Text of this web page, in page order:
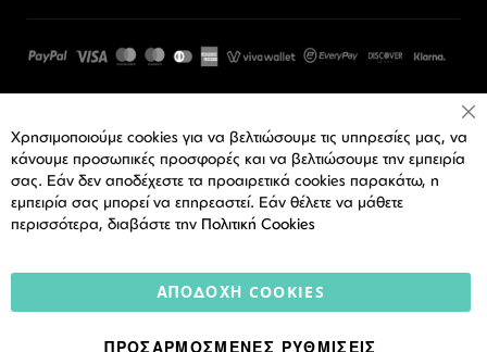
Χρησιμοποιούμε cookies για να βελτιώσουμε τις υπηρεσίες μας, να
κάνουμε προσωπικές προσφορές και να βελτιώσουμε την εμπειρία
σας. Εάν δεν αποδέχεστε τα προαιρετικά cookies παρακάτω, η
εμπειρία σας μπορεί να επηρεαστεί. Εάν θέλετε να μάθετε
περισσότερα, διαβάστε την Πολιτική Cookies
ΑΠΟΔΟΧΉ COOKIES
ΠΡΟΣΑΡΜΟΣΜΈΝΕΣ ΡΥΘΜΊΣΕΙΣ